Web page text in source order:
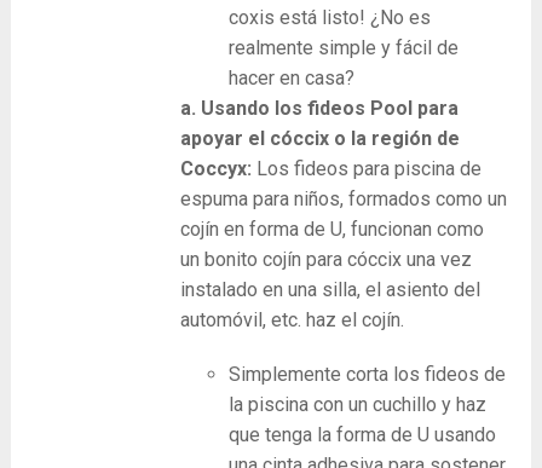
coxis está listo! ¿No es
realmente simple y fácil de
hacer en casa?
a. Usando los fideos Pool para
apoyar el cóccix o la región de
Coccyx: Los fideos para piscina de
espuma para niños, formados como un
cojín en forma de U, funcionan como
un bonito cojín para cóccix una vez
instalado en una silla, el asiento del
automóvil, etc. haz el cojín.
Simplemente corta los fideos de
la piscina con un cuchillo y haz
que tenga la forma de U usando